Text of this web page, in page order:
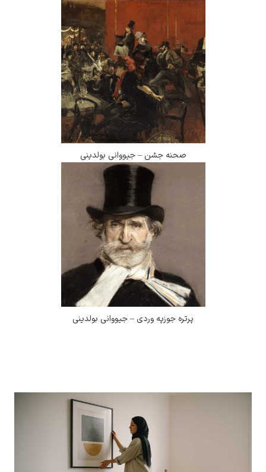
صحنه جشن – جیووانی بولدینی
پرتره جوزپه وردی – جیووانی بولدینی